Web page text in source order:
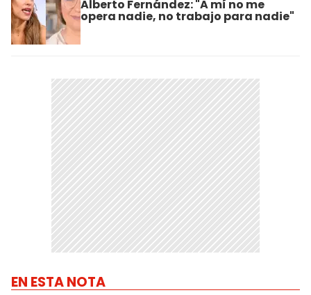
Alberto Fernández: "A mí no me
opera nadie, no trabajo para nadie"
EN ESTA NOTA